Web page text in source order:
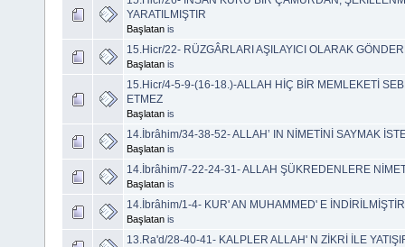
YARATILMIŞTIR
Başlatan is
15.Hicr/22- RÜZGÂRLARI AŞILAYICI OLARAK
Başlatan is
15.Hicr/4-5-9-(16-18.)-ALLAH HİÇ BİR MEMLEKETİ
ETMEZ
Başlatan is
14.İbrâhim/34-38-52- ALLAH’ IN NİMETİNİ SAYMAK
Başlatan is
14.İbrâhim/7-22-24-31- ALLAH ŞÜKREDENLERE
Başlatan is
14.İbrâhim/1-4- KUR' AN MUHAMMED' E İNDİRİLMİŞTİR
Başlatan is
13.Ra'd/28-40-41- KALPLER ALLAH' N ZİKRİ İLE